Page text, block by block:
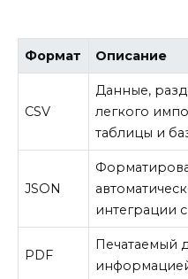
Формат Описание
CSV
Данные,
легкого
таблицы и
JSON
интеграции
PDF
Печатаемый